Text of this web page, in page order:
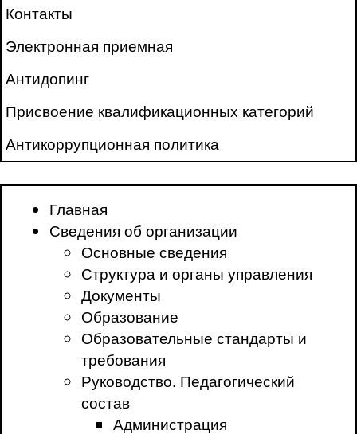
Контакты
Электронная приемная
Антидопинг
Присвоение квалификационных категорий
Антикоррупционная политика
Главная
Сведения об организации
Основные сведения
Структура и органы управления
Документы
Образование
Образовательные стандарты и
требования
Руководство. Педагогический
состав
Администрация